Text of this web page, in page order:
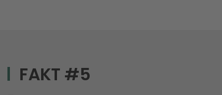
FAKT #5